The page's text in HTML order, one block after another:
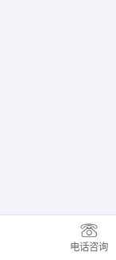
电话咨询